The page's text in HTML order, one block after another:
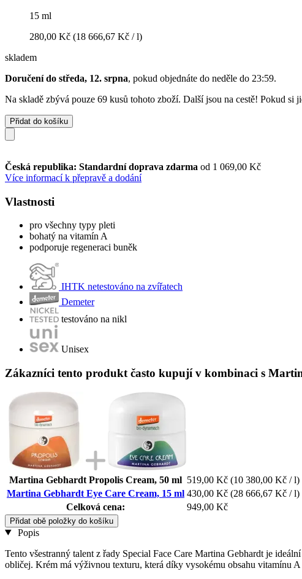
15 ml
280,00 Kč (18 666,67 Kč / l)
skladem
Doručení do středa, 12. srpna, pokud objednáte do neděle do 23:59.
Na skladě zbývá pouze 69 kusů tohoto zboží. Další jsou na cestě! Pokud
Přidat do košíku
Česká republika: Standardní doprava zdarma od 1 069,00 Kč
Více informací k přepravě a dodání
Vlastnosti
pro všechny typy pleti
bohatý na vitamín A
podporuje regeneraci buněk
IHTK netestováno na zvířatech
Demeter
testováno na nikl
Unisex
Zákazníci tento produkt často kupují v kombinaci s
Martina Gebhardt Propolis Cream, 50 ml 519,00 Kč (10 380,00 Kč / l)
Martina Gebhardt Eye Care Cream, 15 ml 430,00 Kč (28 666,67 Kč / l)
Celková cena:
949,00 Kč
Přidat obě položky do košíku
Popis
Tento všestranný talent z řady Special Face Care Martina Gebhardt je
obličej. Krém má výživnou texturu, která díky vysokému obsahu vitamínu A